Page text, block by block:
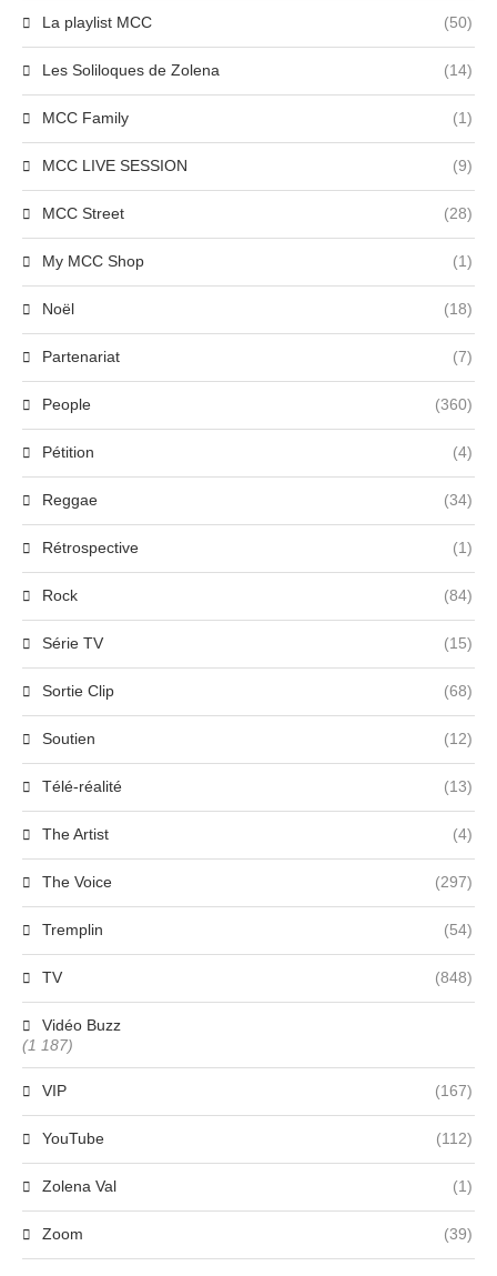
La playlist MCC (50)
Les Soliloques de Zolena (14)
MCC Family (1)
MCC LIVE SESSION (9)
MCC Street (28)
My MCC Shop (1)
Noël (18)
Partenariat (7)
People (360)
Pétition (4)
Reggae (34)
Rétrospective (1)
Rock (84)
Série TV (15)
Sortie Clip (68)
Soutien (12)
Télé-réalité (13)
The Artist (4)
The Voice (297)
Tremplin (54)
TV (848)
Vidéo Buzz
(1 187)
VIP (167)
YouTube (112)
Zolena Val (1)
Zoom (39)